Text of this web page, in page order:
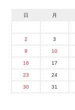
日 月
2 3
9 10
16 17
23 24
30 31